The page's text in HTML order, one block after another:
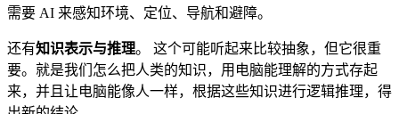
需要 AI 来感知环境、定位、导航和避障。
还有知识表示与推理。 这个可能听起来比较抽象，但它很重
要。就是我们怎么把人类的知识，用电脑能理解的方式存起
来，并且让电脑能像人一样，根据这些知识进行逻辑推理，得